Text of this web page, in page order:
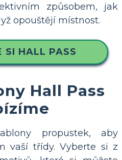
způsobem, jak
opouštějí místnost.
SI HALL PASS
Hall Pass
propustek, aby
vaší třídy. Vyberte si z